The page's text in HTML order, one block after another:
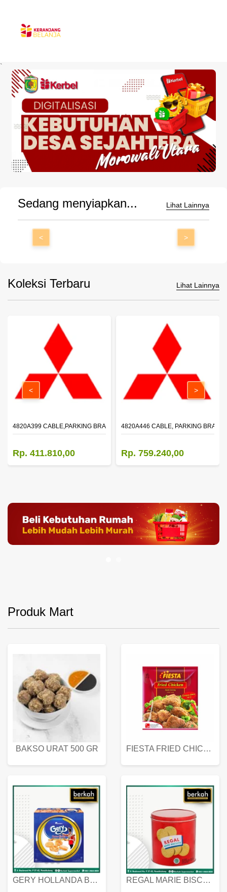
`
Sedang menyiapkan... Lihat Lainnya
< >
Koleksi Terbaru Lihat Lainnya
4820A399 CABLE,PARKING BRAKE,FR
Rp. 411.810,00
4820A446 CABLE, PARKING
Rp. 759.240,00
< >
Produk Mart
BAKSO URAT 500 GR FIESTA FRIED CHICKEN 500 GR
GERY HOLLANDA BUTTER COOKIES 450 GRAM REGAL MARIE BISCUIT KALENG 550 GRAM